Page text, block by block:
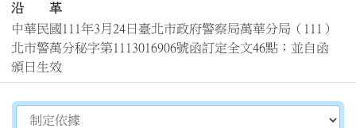
沿 革
中華民國111年3月24日臺北市政府警察局萬華分局（111）
北市警萬分秘字第1113016906號函訂定全文46點；並自函
頒日生效
切換選擇法規資訊內容